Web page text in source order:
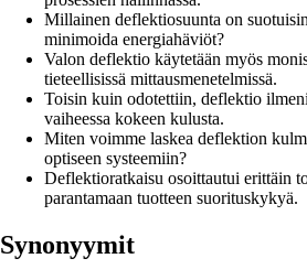
Millainen deflektiosuunta on
minimoida energiahäviöt?
Valon deflektio käytetään myös
tieteellisissä mittausmenetelmissä.
Toisin kuin odotettiin, deflektio
vaiheessa kokeen kulusta.
Miten voimme laskea deflektion
optiseen systeemiin?
Deflektioratkaisu osoittautui erittäin
parantamaan tuotteen suorituskykyä.
Synonyymit